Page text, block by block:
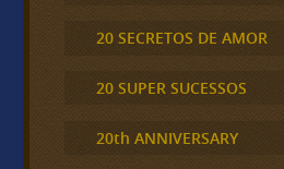
20 SECRETOS DE AMOR
20 SUPER SUCESSOS
20th ANNIVERSARY